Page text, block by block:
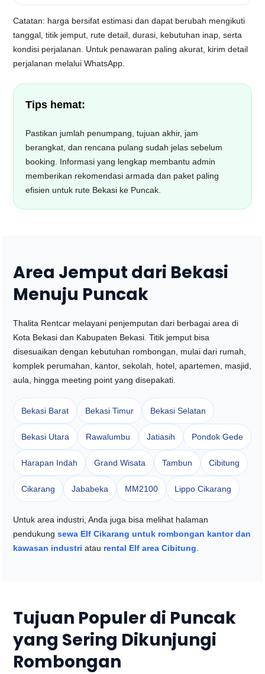
Catatan: harga bersifat estimasi dan dapat berubah mengikuti
tanggal, titik jemput, rute detail, durasi, kebutuhan inap, serta
kondisi perjalanan. Untuk penawaran paling akurat, kirim detail
perjalanan melalui WhatsApp.
Tips hemat:
Pastikan jumlah penumpang, tujuan akhir, jam
berangkat, dan rencana pulang sudah jelas sebelum
booking. Informasi yang lengkap membantu admin
memberikan rekomendasi armada dan paket paling
efisien untuk rute Bekasi ke Puncak.
Area Jemput dari Bekasi
Menuju Puncak
Thalita Rentcar melayani penjemputan dari berbagai area di
Kota Bekasi dan Kabupaten Bekasi. Titik jemput bisa
disesuaikan dengan kebutuhan rombongan, mulai dari rumah,
komplek perumahan, kantor, sekolah, hotel, apartemen, masjid,
aula, hingga meeting point yang disepakati.
Bekasi Barat Bekasi Timur Bekasi Selatan
Bekasi Utara Rawalumbu Jatiasih Pondok Gede
Harapan Indah Grand Wisata Tambun Cibitung
Cikarang Jababeka MM2100 Lippo Cikarang
Untuk area industri, Anda juga bisa melihat halaman
pendukungsewa Elf Cikarang untuk rombongan kantor dan
kawasan industri atau rental Elf area Cibitung
Tujuan Populer di Puncak
yang Sering Dikunjungi
Rombongan